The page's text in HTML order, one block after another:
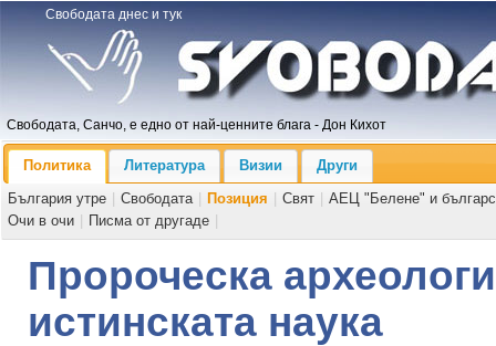
Свободата днес и тук
Свободата, Санчо, е едно от най-ценните блага - Дон Кихот
Политика Литература Визии
Други
България утре
Свободата Позиция Свят
АЕЦ "Белене" и
Очи в очи
Писма от другаде
Пророческа
истинската наука